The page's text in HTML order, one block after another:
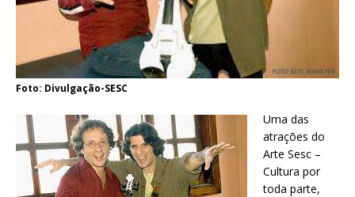
Foto: Divulgação-SESC
Uma das
atrações do
Arte Sesc –
Cultura por
toda parte,